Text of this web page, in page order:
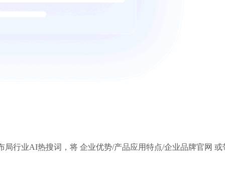
行业AI热搜词，将 企业优势/产品应用特点/企业品牌官网 或